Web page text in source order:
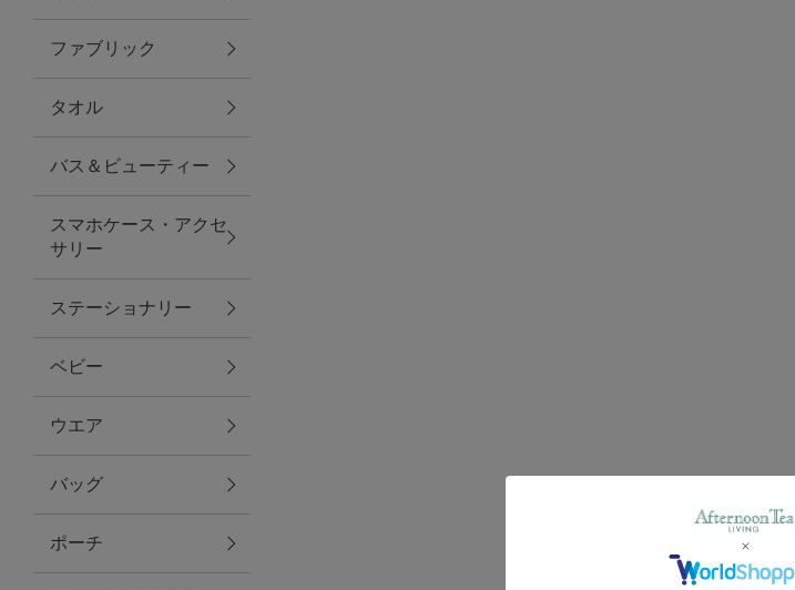
バッグ
キッチン・ダイニング
ダイニング
キッチン
ファブリック
グリーン
バス＆ビューティー
ファブリック
タオル
バス＆ビューティー
スマホケース・アクセ
サリー
ステーショナリー
ベビー
ウエア
バッグ
ポーチ